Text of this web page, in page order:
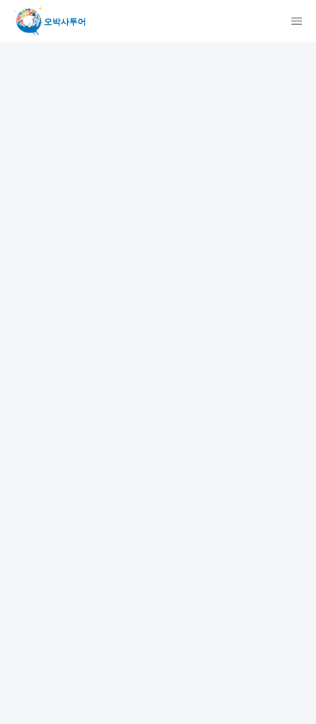
오박사투어